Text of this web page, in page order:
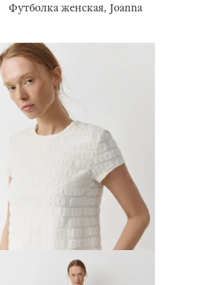
Футболка женская, Joanna